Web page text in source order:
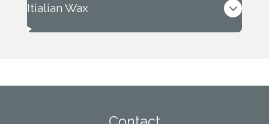
Itialian Wax